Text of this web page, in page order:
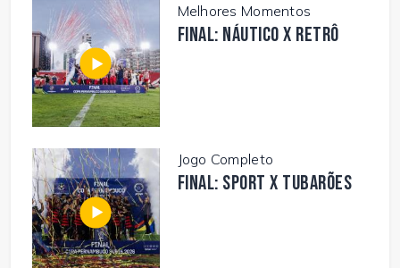
Melhores Momentos
FINAL: NÁUTICO X RETRÔ
Jogo Completo
FINAL: SPORT X TUBARÕES